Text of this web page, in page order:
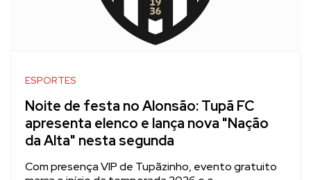
ESPORTES
Noite de festa no Alonsão: Tupã FC
apresenta elenco e lança nova "Nação
da Alta" nesta segunda
Com presença VIP de Tupãzinho, evento gratuito